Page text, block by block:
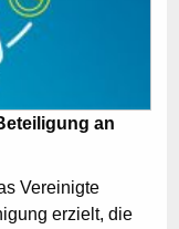
an
Vereinigte
erzielt, die